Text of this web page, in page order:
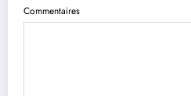
Commentaires